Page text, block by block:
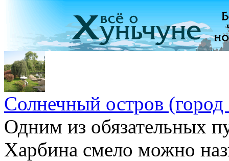
Солнечный остров
Одним из обязательных
Харбина смело можно